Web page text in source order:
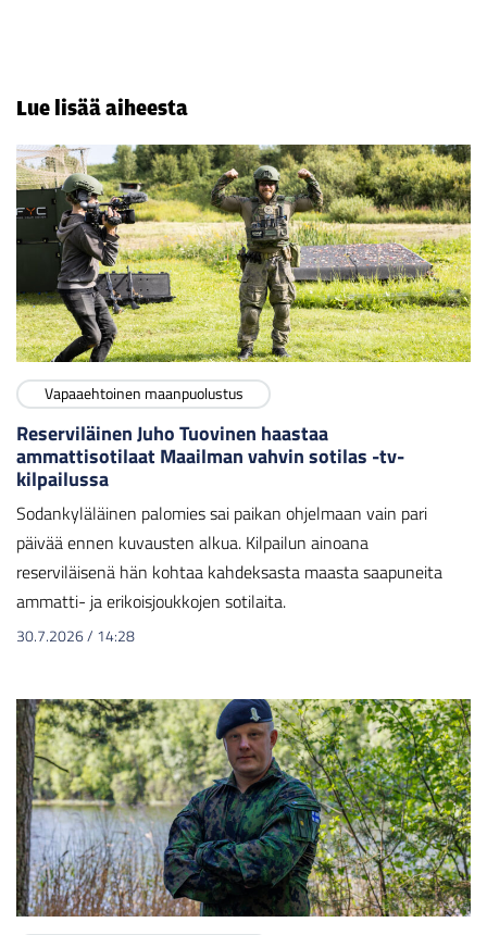
Lue lisää aiheesta
Vapaaehtoinen maanpuolustus
Reserviläinen Juho Tuovinen haastaa
ammattisotilaat Maailman vahvin sotilas -tv-
kilpailussa
Sodankyläläinen palomies sai paikan ohjelmaan vain pari
päivää ennen kuvausten alkua. Kilpailun ainoana
reserviläisenä hän kohtaa kahdeksasta maasta saapuneita
ammatti- ja erikoisjoukkojen sotilaita.
30.7.2026/ 14:28